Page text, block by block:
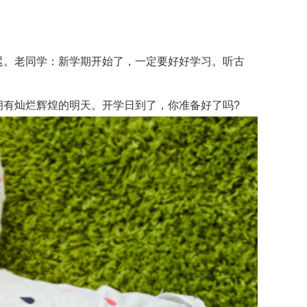
老同学：新学期开始了，一定要好好学习。听古
灿烂辉煌的明天。开学日到了，你准备好了吗?